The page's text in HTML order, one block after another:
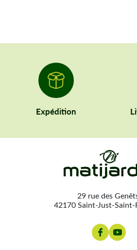
Expédition
29 rue des
42170 Saint-Just-Saint-